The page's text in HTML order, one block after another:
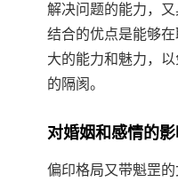
解决问题的能力，
结合的优点是能够
大的能力和魅力，
的隔阂。
对婚姻和感情的
偏印格局又带魁罡